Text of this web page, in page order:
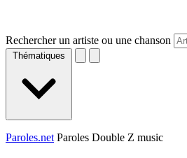
Rechercher un artiste ou une chanson
Thématiques
Paroles.net Paroles Double Z music